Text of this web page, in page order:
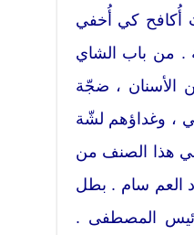
أُكافح كي أُخفي
. من باب الشاي
الأسنان ، ضجّة
، وغداؤهم لشّة
هذا الصنف من
العم سام . بطل
المصطفى .